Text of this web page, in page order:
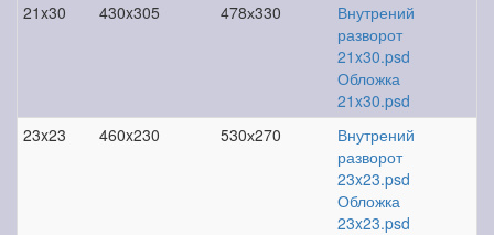
21x30
430x305 478х330
Внутрений
разворот
21x30.psd
Обложка
21x30.psd
23x23
460x230 530х270
Внутрений
разворот
23x23.psd
Обложка
23x23.psd